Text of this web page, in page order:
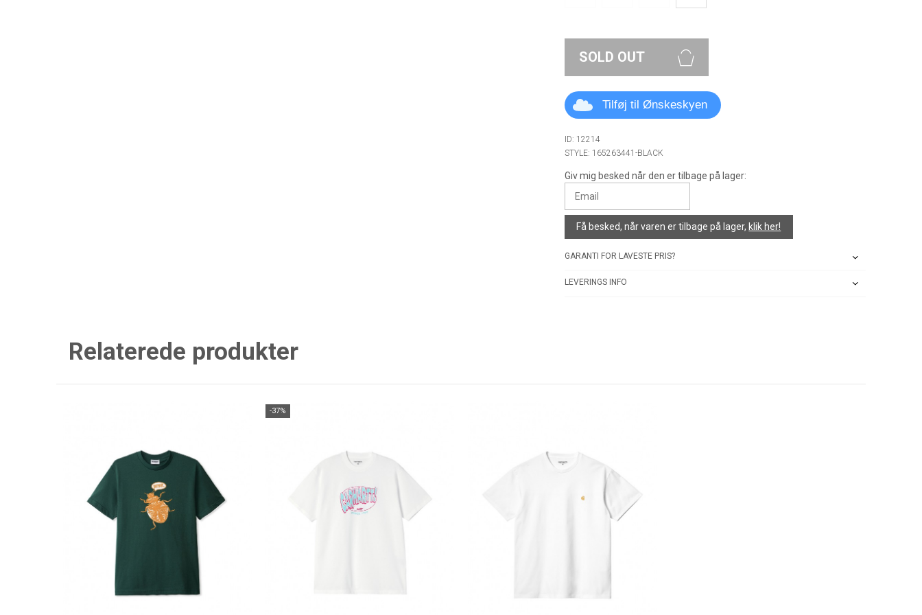
SOLD OUT
Tilføj til Ønskeskyen
ID: 12214
STYLE: 165263441-BLACK
Giv mig besked når den er tilbage på lager:
Få besked, når varen er tilbage på lager, klik her!
GARANTI FOR LAVESTE PRIS?
LEVERINGS INFO
Relaterede produkter
-37%